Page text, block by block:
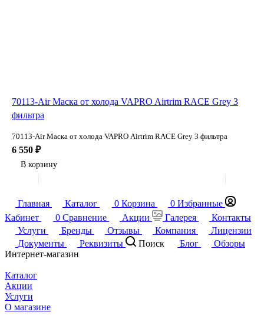
70113-Air Маска от холода VAPRO Airtrim RACE Grey 3
фильтра
70113-Air Маска от холода VAPRO Airtrim RACE Grey 3 фильтра
6 550 ₽
В корзину
Главная Каталог 0 Корзина 0 Избранные
Кабинет
0 Сравнение Акции Галерея
Контакты
Услуги
Бренды Отзывы Компания
Лицензии
Документы
Реквизиты Поиск Блог
Обзоры
Интернет-магазин
Каталог
Акции
Услуги
О магазине